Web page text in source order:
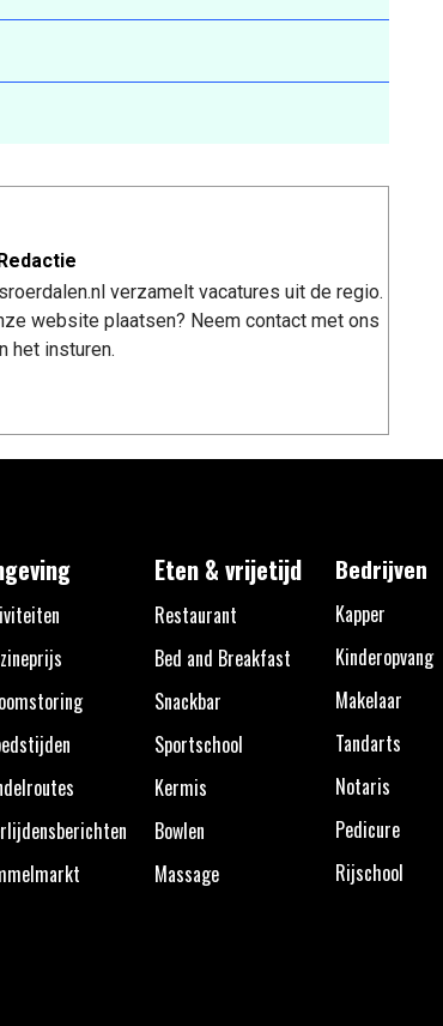
verzamelt vacatures uit de regio.
website plaatsen? Neem contact met ons
het insturen.
Eten & vrijetijd
Restaurant
Bed and Breakfast
Snackbar
Sportschool
Kermis
Bowlen
Massage
Bedrijven
Kapper
Kinderopvang
Makelaar
Tandarts
Notaris
Pedicure
Rijschool